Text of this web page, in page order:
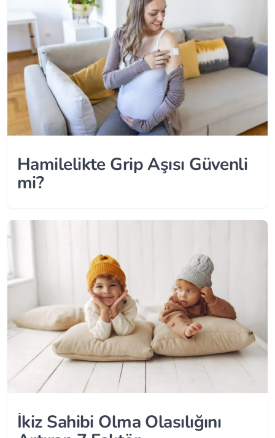
Hamilelikte Grip Aşısı Güvenli
mi?
İkiz Sahibi Olma Olasılığını